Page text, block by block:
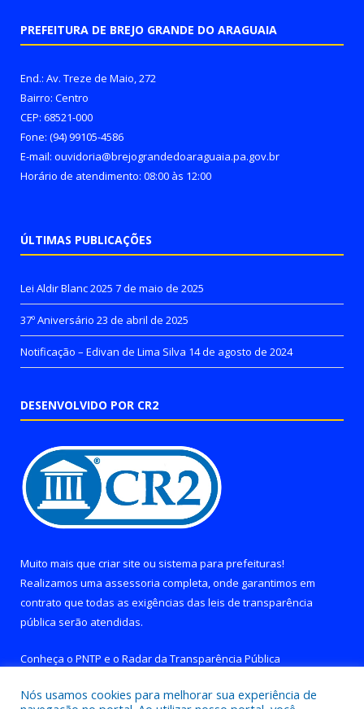
PREFEITURA DE BREJO GRANDE DO ARAGUAIA
End.: Av. Treze de Maio, 272
Bairro: Centro
CEP: 68521-000
Fone: (94) 99105-4586
E-mail: ouvidoria@brejograndedoaraguaia.pa.gov.br
Horário de atendimento: 08:00 às 12:00
ÚLTIMAS PUBLICAÇÕES
Lei Aldir Blanc 2025 7 de maio de 2025
37º Aniversário 23 de abril de 2025
Notificação – Edivan de Lima Silva 14 de agosto de 2024
DESENVOLVIDO POR CR2
Muito mais que criar site ou sistema para prefeituras!
Realizamos uma assessoria completa, onde garantimos em
contrato que todas as exigências das leis de transparência
pública serão atendidas.
Conheça o PNTP e o Radar da Transparência Pública
Nós usamos cookies para melhorar sua experiência de